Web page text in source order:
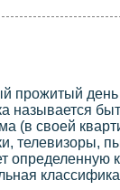
прожитый
называется
(в своей
телевизоры,